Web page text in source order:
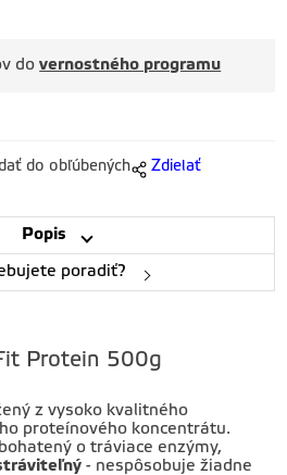
dovernostného programu
do obľúbených Zdielať
Popis
poradiť?
Protein 500g
z vysoko kvalitného
proteínového koncentrátu.
o tráviace enzýmy,
- nespôsobuje žiadne